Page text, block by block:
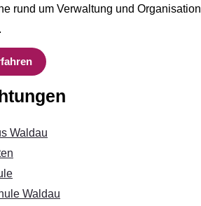
rund um Verwaltung und Organisation
Waldau
Waldau